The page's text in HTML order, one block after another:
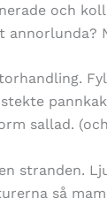
och
annorlunda?
sallad.
stranden.
så